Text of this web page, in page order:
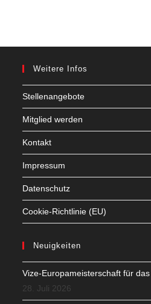
Weitere Infos
Stellenangebote
Mitglied werden
Kontakt
Impressum
Datenschutz
Cookie-Richtlinie (EU)
Neuigkeiten
Vize-Europameisterschaft für
28. Juli 2026